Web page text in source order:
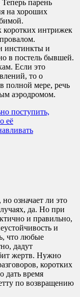
парень
на хороших
коротких интрижек
инстинкты и
в постель бывшей.
Если это
то о
полной мере, речь
аэродромом.
поступить,
её
означает ли это
да. Но при
и правильно,
и
что любые
дадут
жертв. Нужно
коротких
дать время
по возвращению